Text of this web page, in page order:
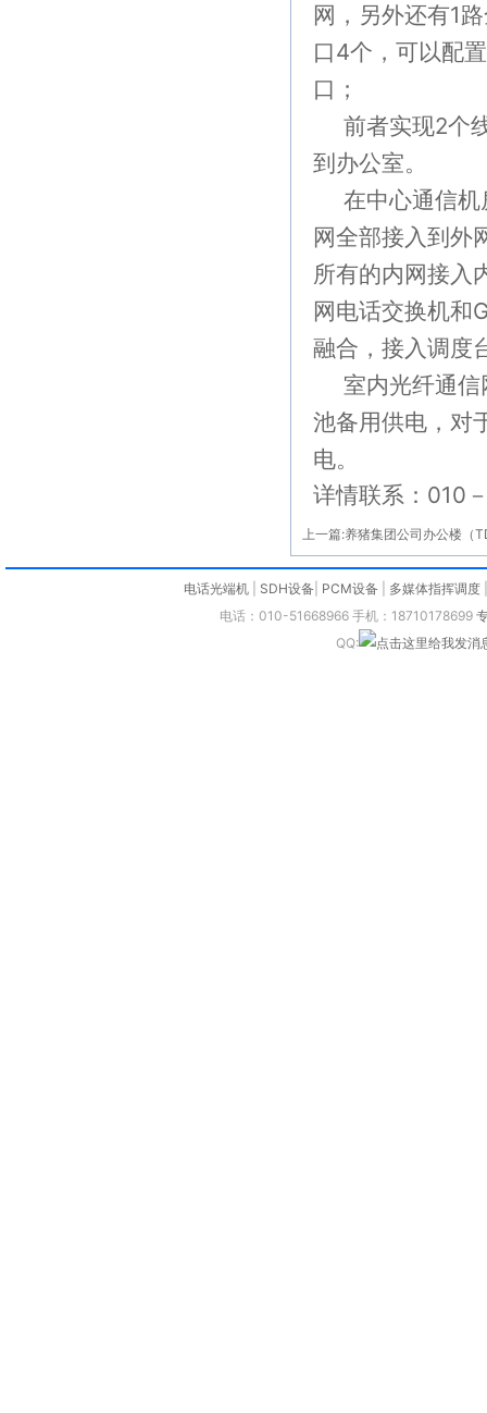
网，另外还有1
口4个，可以配
口；
前者实现2个
到办公室。
在中心通信
网全部接入到外
所有的内网接入
网电话交换机和
融合，接入调度
室内光纤通
池备用供电，对
电。
详情联系：010
上一篇:养猪集团公司办公楼（
电话光端机 SDH设备 PCM设备 多媒体指挥调度
电话：010-51668966 手机：18710178699
QQ: